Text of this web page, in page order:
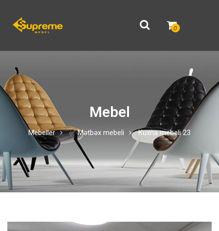
0
Mebel
Mebeller ✅ Mətbəx mebeli Kuxna mebeli 23